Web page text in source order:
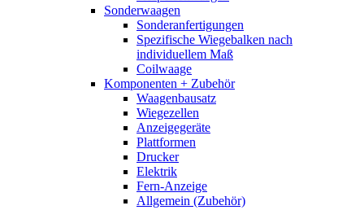
Sonderwaagen
Sonderanfertigungen
Spezifische Wiegebalken nach
individuellem Maß
Coilwaage
Komponenten + Zubehör
Waagenbausatz
Wiegezellen
Anzeigegeräte
Plattformen
Drucker
Elektrik
Fern-Anzeige
Allgemein (Zubehör)